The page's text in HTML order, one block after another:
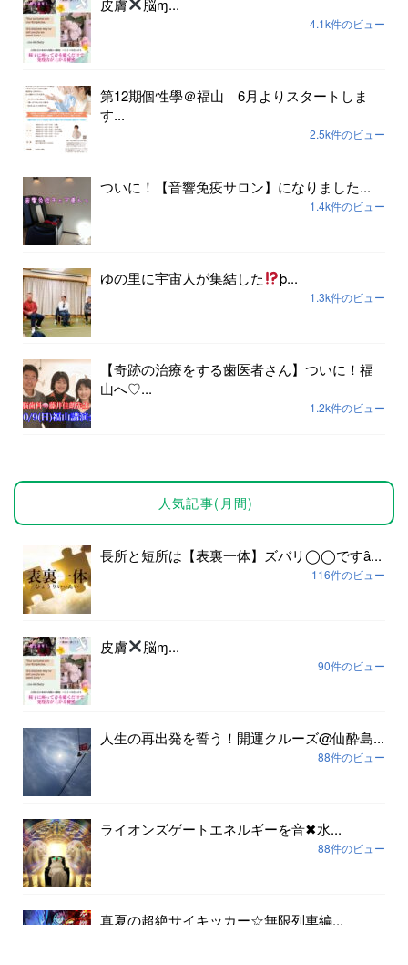
皮膚 脳ɱ...
4.1k件のビュー
第12期個性學＠福山 6月よりスタートしま
す...
2.5k件のビュー
ついに！【音響免疫サロン】になりました...
1.4k件のビュー
ゆの里に宇宙人が集結した þ...
1.3k件のビュー
【奇跡の治療をする歯医者さん】ついに！福
山へ♡...
1.2k件のビュー
人気記事(月間)
長所と短所は【表裏一体】ズバリ◯◯ですȃ...
116件のビュー
皮膚 脳ɱ...
90件のビュー
人生の再出発を誓う！開運クルーズ@仙酔島...
88件のビュー
ライオンズゲートエネルギーを音✖︎水...
88件のビュー
真夏の超絶サイキッカー☆無限列車編...